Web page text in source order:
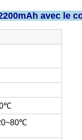
avec le